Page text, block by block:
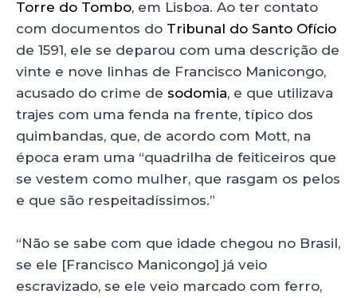
Torre do Tombo, em Lisboa. Ao ter contato
com documentos do Tribunal do Santo Ofício
de 1591, ele se deparou com uma descrição de
vinte e nove linhas de Francisco Manicongo,
acusado do crime de sodomia, e que utilizava
trajes com uma fenda na frente, típico dos
quimbandas, que, de acordo com Mott, na
época eram uma “quadrilha de feiticeiros que
se vestem como mulher, que rasgam os pelos
e que são respeitadíssimos.”
“Não se sabe com que idade chegou no Brasil,
se ele [Francisco Manicongo] já veio
escravizado, se ele veio marcado com ferro,